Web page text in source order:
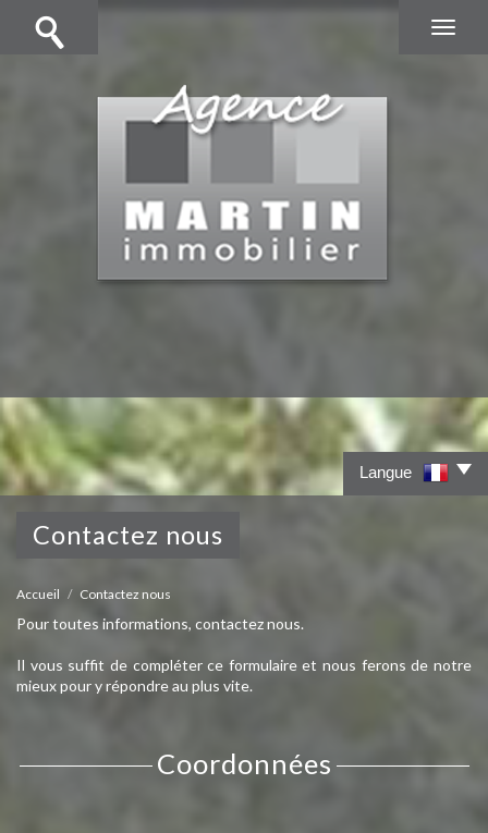
Langue
contactez nous
Accueil Contactez nous
Pour toutes informations, contactez nous.
Il vous suffit de compléter ce formulaire et nous ferons de notre
mieux pour y répondre au plus vite.
coordonnées